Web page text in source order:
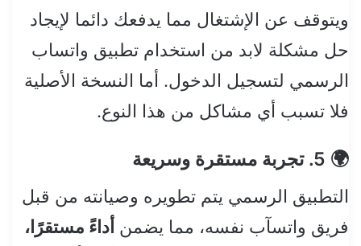
ويتوقف عن الإشتغال مما يدفعك دائما لإيجاد
حل مشكلة لابد من استخدام تطبيق واتساب
الرسمي لتسجيل الدخول. أما النسخة الأصلية
فلا تسبب أي مشاكل من هذا النوع.
🌍 5. تجربة مستقرة وسريعة
التطبيق الرسمي يتم تطويره وصيانته من قبل
فريق واتسآب نفسه، مما يضمن أداءً مستقرًا،